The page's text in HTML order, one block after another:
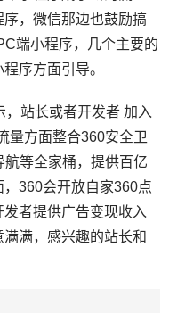
，微信那边也鼓励搞
端小程序，几个主要的
序方面引导。
站长或者开发者 加入
量方面整合360安全卫
等全家桶，提供百亿
360会开放自家360点
者提供广告变现收入
满，感兴趣的站长和